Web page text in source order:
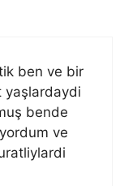
ben ve bir
yaşlardaydi
bende
ve